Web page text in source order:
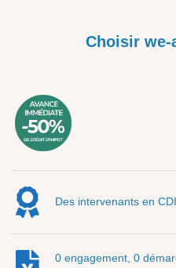
Choisir
Des intervenants en
0 engagement, 0